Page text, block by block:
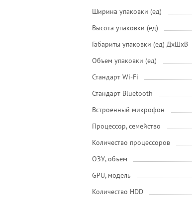
Ширина упаковки (ед)
Высота упаковки (ед)
Габариты упаковки (ед) ДхШхВ
Объем упаковки (ед)
Стандарт Wi-Fi
Стандарт Bluetooth
Встроенный микрофон
Процессор, семейство
Количество процессоров
ОЗУ, объем
GPU, модель
Количество HDD